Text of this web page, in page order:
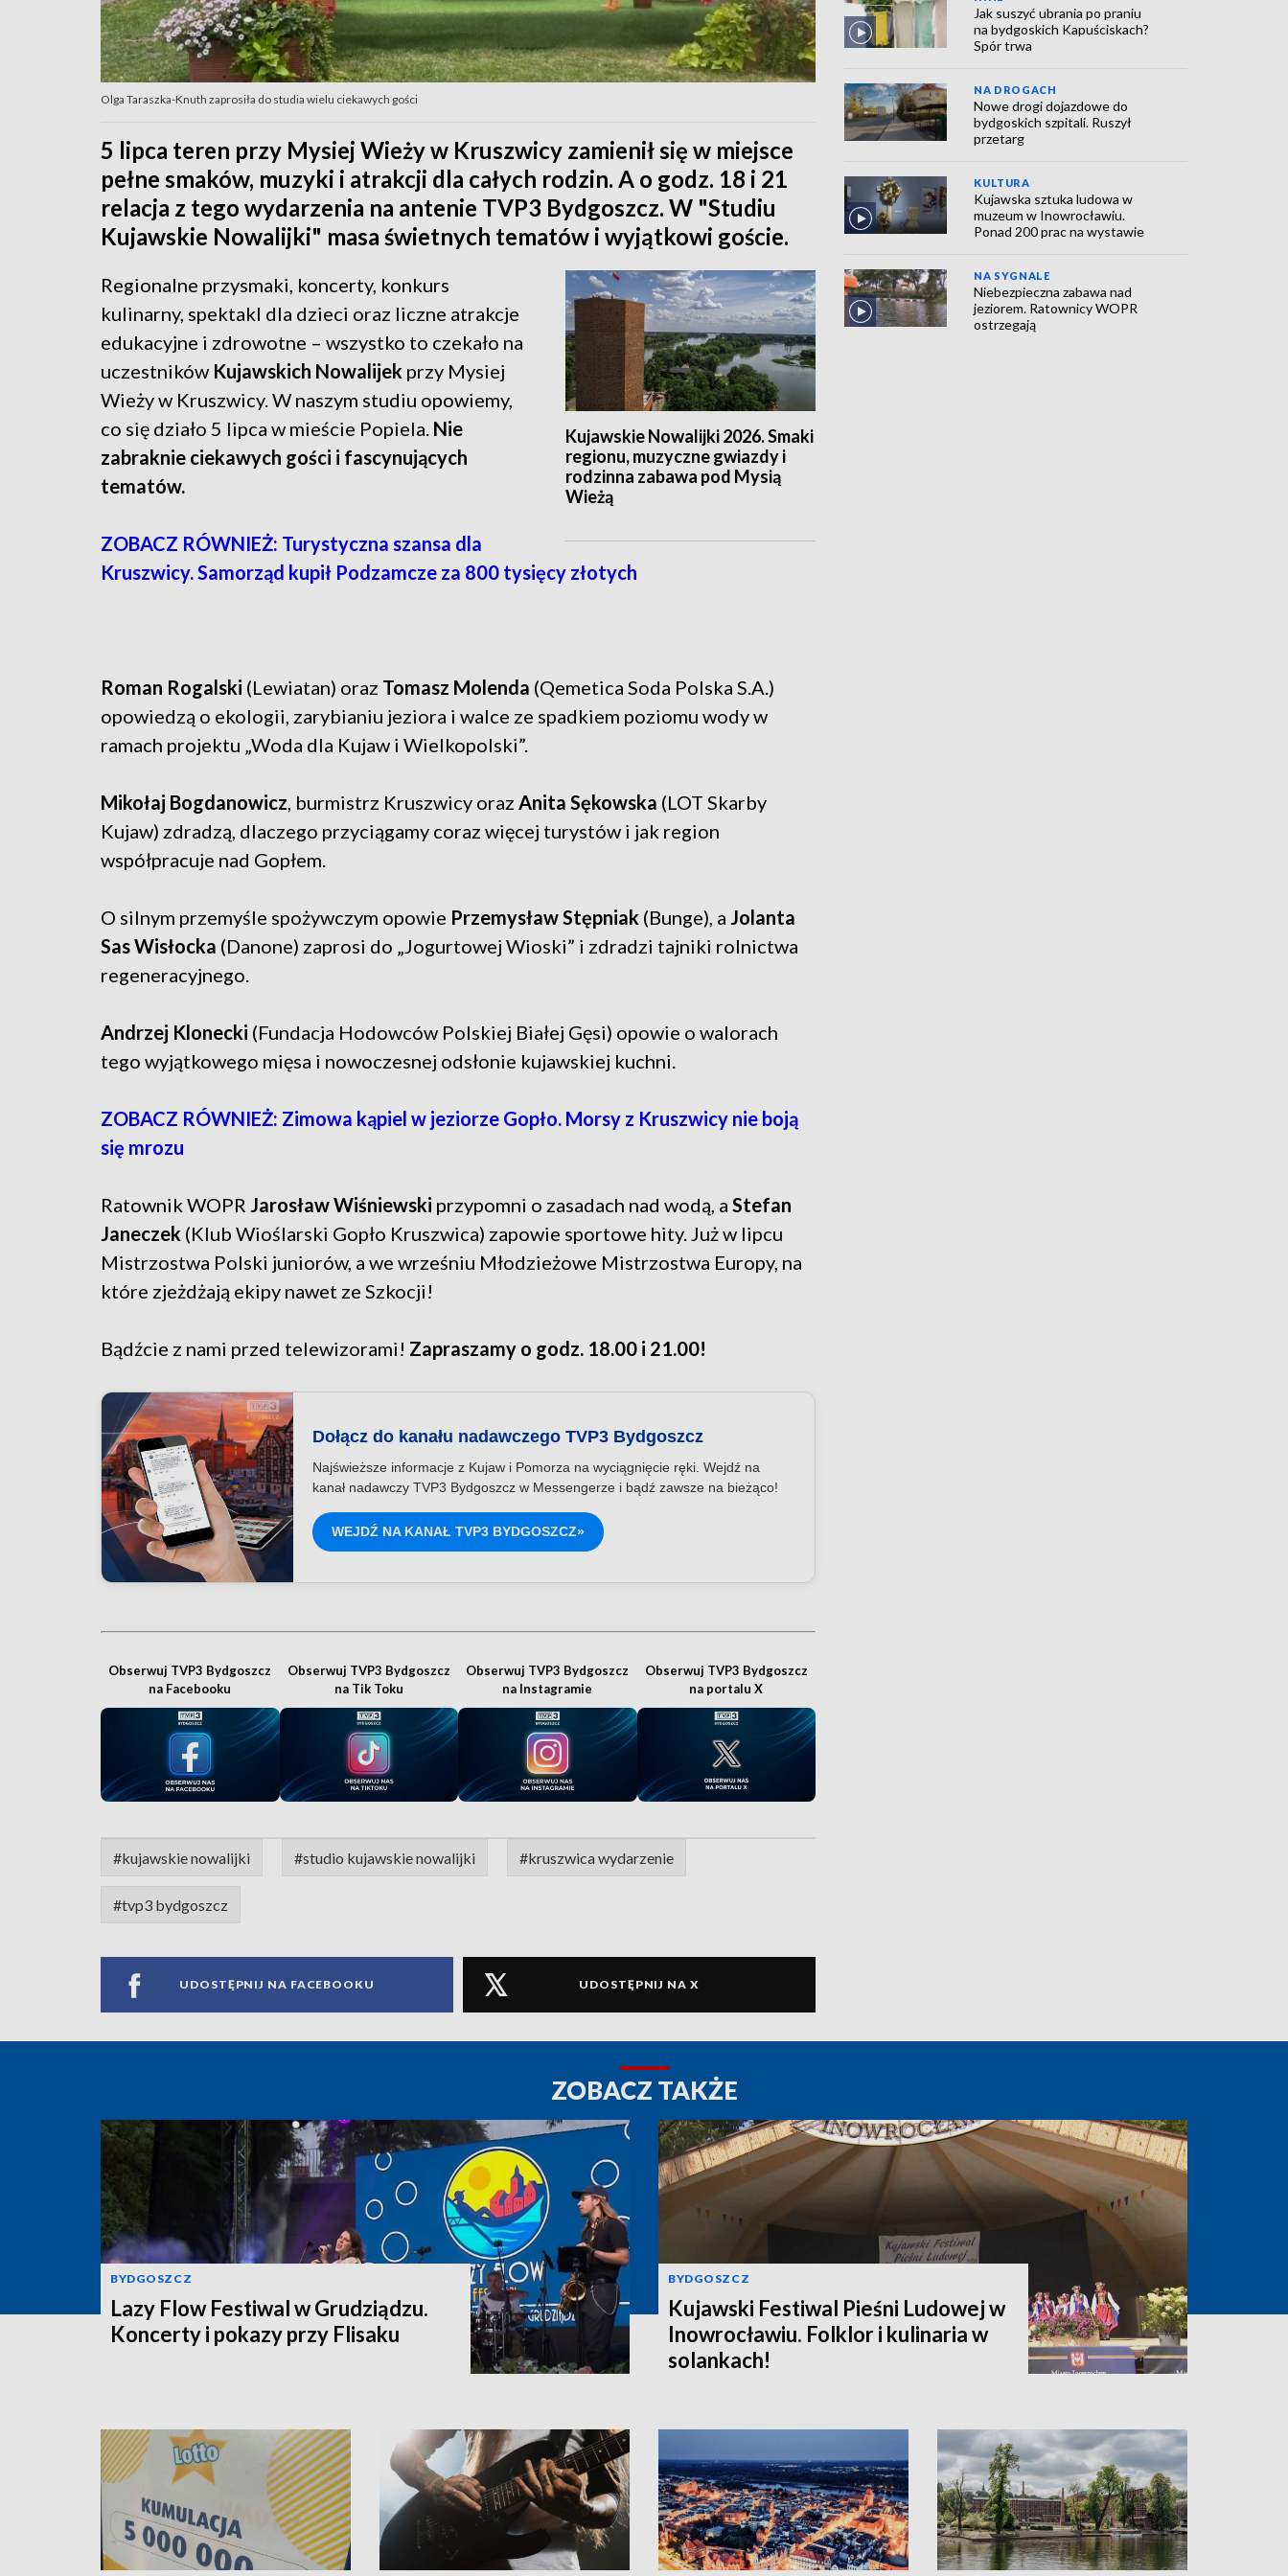
Olga Taraszka-Knuth zaprosiła do studia wielu ciekawych gości
5 lipca teren przy Mysiej Wieży w Kruszwicy zamienił się w miejsce
pełne smaków, muzyki i atrakcji dla całych rodzin. A o godz. 18 i 21
relacja z tego wydarzenia na antenie TVP3 Bydgoszcz. W "Studiu
Kujawskie Nowalijki" masa świetnych tematów i wyjątkowi goście.
Kujawskie Nowalijki 2026. Smaki
regionu, muzyczne gwiazdy i
rodzinna zabawa pod Mysią
Wieżą
Regionalne przysmaki, koncerty, konkurs
kulinarny, spektakl dla dzieci oraz liczne atrakcje
edukacyjne i zdrowotne – wszystko to czekało na
uczestników Kujawskich Nowalijek przy Mysiej
Wieży w Kruszwicy. W naszym studiu opowiemy,
co się działo 5 lipca w mieście Popiela. Nie
zabraknie ciekawych gości i fascynujących
tematów.
ZOBACZ RÓWNIEŻ: Turystyczna szansa dla
Kruszwicy. Samorząd kupił Podzamcze za 800 tysięcy złotych
Roman Rogalski (Lewiatan) oraz Tomasz Molenda (Qemetica Soda Polska S.A.)
opowiedzą o ekologii, zarybianiu jeziora i walce ze spadkiem poziomu wody w
ramach projektu „Woda dla Kujaw i Wielkopolski”.
Mikołaj Bogdanowicz, burmistrz Kruszwicy oraz Anita Sękowska (LOT Skarby
Kujaw) zdradzą, dlaczego przyciągamy coraz więcej turystów i jak region
współpracuje nad Gopłem.
O silnym przemyśle spożywczym opowie Przemysław Stępniak (Bunge), a Jolanta
Sas Wisłocka (Danone) zaprosi do „Jogurtowej Wioski” i zdradzi tajniki rolnictwa
regeneracyjnego.
Andrzej Klonecki (Fundacja Hodowców Polskiej Białej Gęsi) opowie o walorach
tego wyjątkowego mięsa i nowoczesnej odsłonie kujawskiej kuchni.
ZOBACZ RÓWNIEŻ: Zimowa kąpiel w jeziorze Gopło. Morsy z Kruszwicy nie boją
się mrozu
Ratownik WOPR Jarosław Wiśniewski przypomni o zasadach nad wodą, a Stefan
Janeczek (Klub Wioślarski Gopło Kruszwica) zapowie sportowe hity. Już w lipcu
Mistrzostwa Polski juniorów, a we wrześniu Młodzieżowe Mistrzostwa Europy, na
które zjeżdżają ekipy nawet ze Szkocji!
Bądźcie z nami przed telewizorami! Zapraszamy o godz. 18.00 i 21.00!
Dołącz do kanału nadawczego TVP3 Bydgoszcz
Najświeższe informacje z Kujaw i Pomorza na wyciągnięcie ręki. Wejdź na
kanał nadawczy TVP3 Bydgoszcz w Messengerze i bądź zawsze na bieżąco!
WEJDŹ NA KANAŁ TVP3 BYDGOSZCZ»
Obserwuj TVP3 Bydgoszcz
na Facebooku
Obserwuj TVP3 Bydgoszcz
na Tik Toku
Obserwuj TVP3 Bydgoszcz
na Instagramie
Obserwuj TVP3 Bydgoszcz
na portalu X
#kujawskie nowalijki #studio kujawskie nowalijki #kruszwica wydarzenie
#tvp3 bydgoszcz
UDOSTĘPNIJ NA FACEBOOKU UDOSTĘPNIJ NA X
Jak suszyć ubrania po praniu
na bydgoskich Kapuściskach?
Spór trwa
NA DROGACH
Nowe drogi dojazdowe do
bydgoskich szpitali. Ruszył
przetarg
KULTURA
Kujawska sztuka ludowa w
muzeum w Inowrocławiu.
Ponad 200 prac na wystawie
NA SYGNALE
Niebezpieczna zabawa nad
jeziorem. Ratownicy WOPR
ostrzegają
ZOBACZ TAKŻE
BYDGOSZCZ
Lazy Flow Festiwal w Grudziądzu.
Koncerty i pokazy przy Flisaku
BYDGOSZCZ
Kujawski Festiwal Pieśni Ludowej w
Inowrocławiu. Folklor i kulinaria w
solankach!